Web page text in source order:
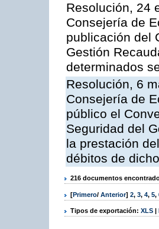
Resolución, 24
Consejería de
publicación del
Gestión
determinados
Resolución, 6
Consejería de
público el
Seguridad del
la prestación
débitos de
216 documentos
[Primero/ Anterior] 2, 3, 4, 5,
Tipos de exportación: XLS |